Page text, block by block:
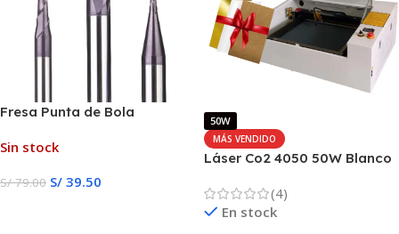
Fresa Punta de Bola
Sin stock
S/79.00 S/ 39.50
50W
MÁS VENDIDO
Láser Co2 4050 50W Blanco
(4)
En stock